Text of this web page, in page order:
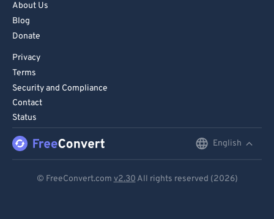
About Us
Blog
Donate
Privacy
Terms
Security and Compliance
Contact
Status
English
© FreeConvert.com v2.30 All rights reserved (2026)